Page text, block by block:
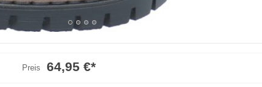
Preis 64,95 €*